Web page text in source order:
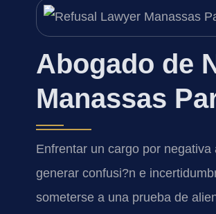
Abogado de
Manassas
Enfrentar un cargo por
generar confusi?n e
someterse a una prueba de